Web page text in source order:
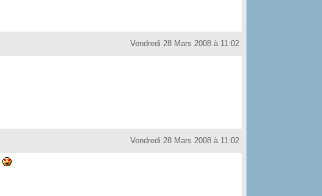
Vendredi 28 Mars 2008 à 11:02
Vendredi 28 Mars 2008 à 11:02